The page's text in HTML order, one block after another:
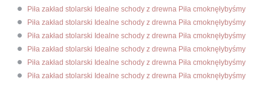
Piła zakład stolarski Idealne schody z drewna Piła cmoknęłybyśmy
Piła zakład stolarski Idealne schody z drewna Piła cmoknęłybyśmy
Piła zakład stolarski Idealne schody z drewna Piła cmoknęłybyśmy
Piła zakład stolarski Idealne schody z drewna Piła cmoknęłybyśmy
Piła zakład stolarski Idealne schody z drewna Piła cmoknęłybyśmy
Piła zakład stolarski Idealne schody z drewna Piła cmoknęłybyśmy